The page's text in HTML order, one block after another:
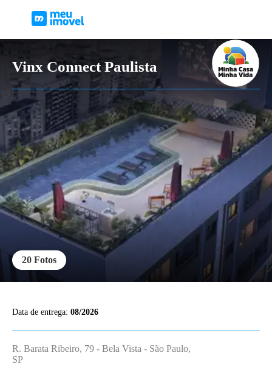
Vinx Connect Paulista
20 Fotos
Data de entrega: 08/2026
R. Barata Ribeiro, 79 - Bela Vista - São Paulo,
SP